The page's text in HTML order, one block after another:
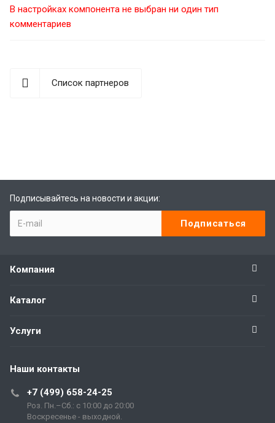
В настройках компонента не выбран ни один тип
комментариев
Список партнеров
Подписывайтесь на новости и акции:
Компания
Каталог
Услуги
Наши контакты
+7 (499) 658-24-25
Роз. Пн.–Сб.: с 10:00 до 20:00
Воскресенье - выходной.